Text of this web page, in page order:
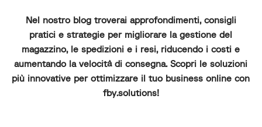
Nel nostro blog troverai approfondimenti, consigli
pratici e strategie per migliorare la gestione del
magazzino, le spedizioni e i resi, riducendo i costi e
aumentando la velocità di consegna. Scopri le soluzioni
più innovative per ottimizzare il tuo business online con
fby.solutions!